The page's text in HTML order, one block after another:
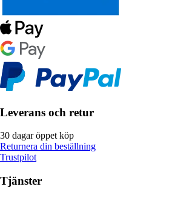
Leverans och retur
30 dagar öppet köp
Returnera din beställning
Trustpilot
Tjänster